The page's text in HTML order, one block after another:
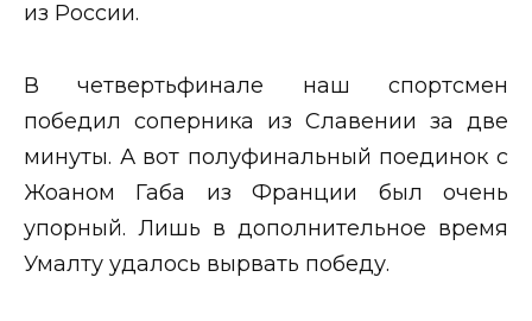
из России.
В четвертьфинале наш спортсмен
победил соперника из Славении за две
минуты. А вот полуфинальный поединок с
Жоаном Габа из Франции был очень
упорный. Лишь в дополнительное время
Умалту удалось вырвать победу.